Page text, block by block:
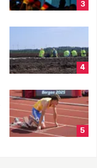
3
4
5